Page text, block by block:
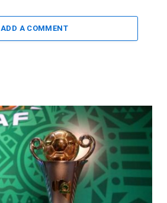
ADD A COMMENT